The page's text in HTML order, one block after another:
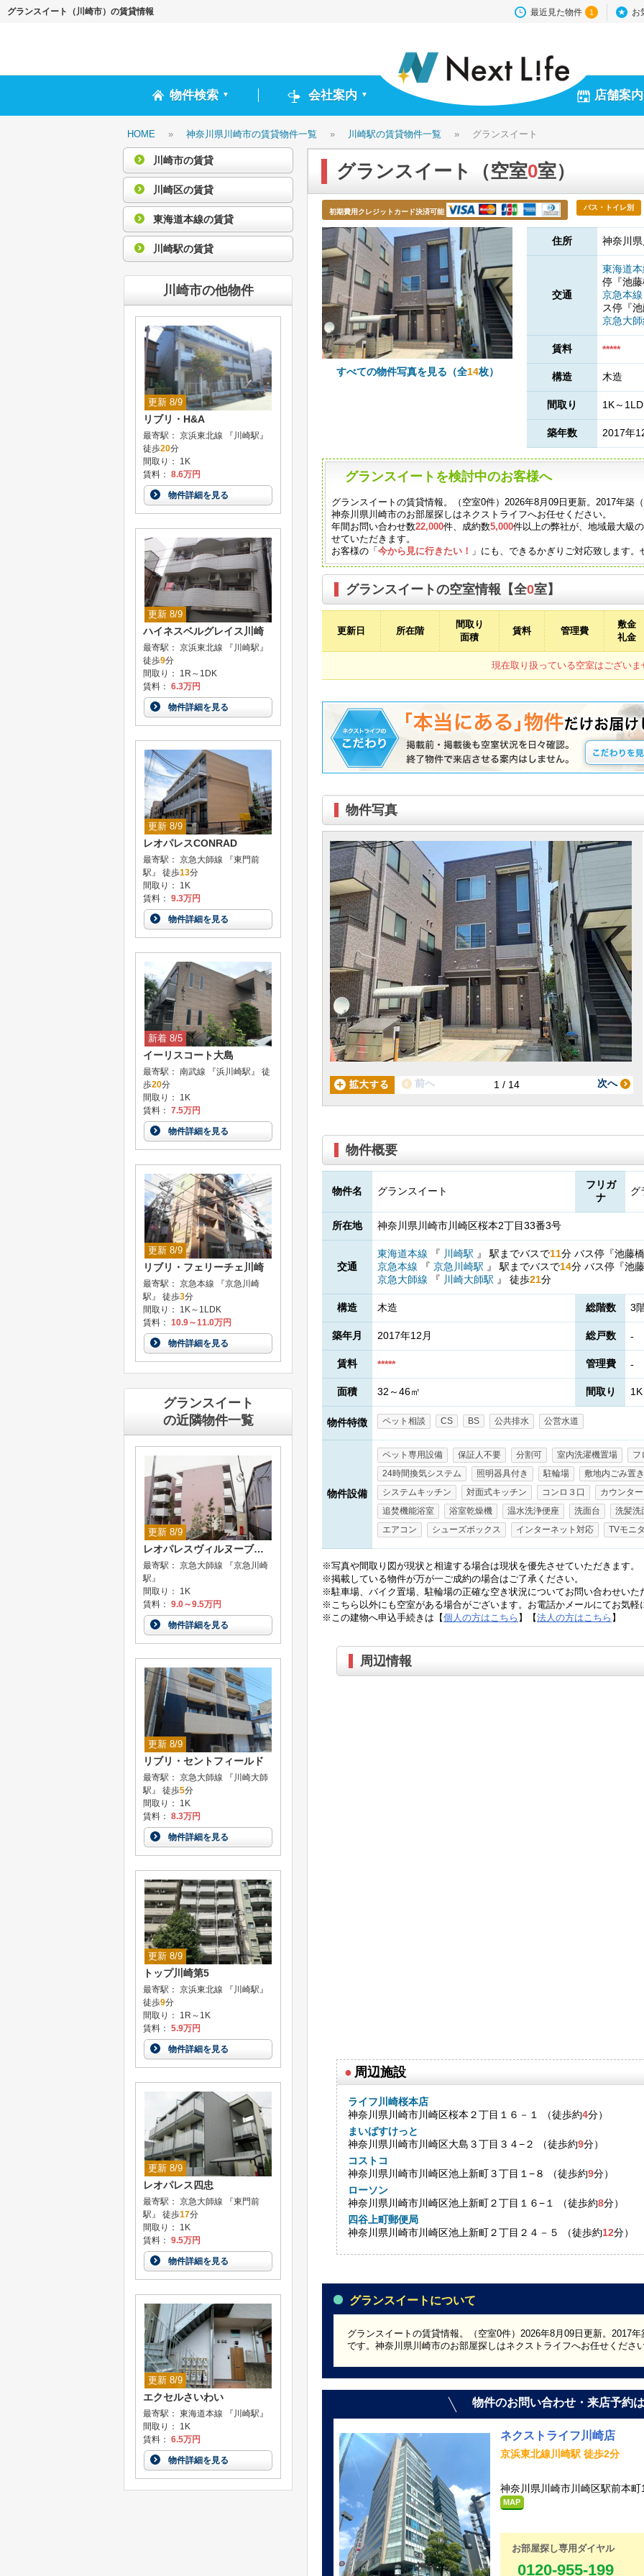
グランスイート（川崎市）の賃貸情報 最近見た物件 1 お
物件検索 ▼ 会社案内 ▼ 店舗案内
HOME » 神奈川県川崎市の賃貸物件一覧 » 川崎駅の賃貸物件一覧 » グランスイート
グランスイート（空室0室）
初期費用クレジットカード決済可能
バス・トイレ別
すべての物件写真を見る（全14枚）
住所 神奈川
交通
東海道
停『池
京急本
ス停『
京急大
賃料 *****
構造 木造
間取り 1K～
築年数 2017年
グランスイートを検討中のお客様へ
グランスイートの賃貸情報。（空室0件）2026年8月09日更新。2017年築
神奈川県川崎市のお部屋探しはネクストライフへお任せください。
年間お問い合わせ数22,000件、成約数5,000件以上の弊社が、地域最大級
せていただきます。
お客様の「今から見に行きたい！ 」にも、できるかぎりご対応致します
グランスイートの空室情報【全0室】
更新日 所在階
間取り
面積
賃料 管理費
敷金
礼金
現在取り扱っている空室はございま
物件写真
1 / 14
前へ 次へ
物件概要
物件名 グランスイート
フリガ
ナ
グ
所在地 神奈川県川崎市川崎区桜本2丁目33番3号
交通
東海道本線 『 川崎駅 』駅までバスで11分 バス停『池藤
京急本線
『 京急川崎駅 』駅までバスで14分 バス停『池
京急大師線
『 川崎大師駅 』 徒歩21分
構造 木造 総階数 3
築年月 2017年12月 総戸数 -
賃料 ***** 管理費 -
面積 32～46㎡ 間取り
物件特徴 ペット相談 CS BS 公共排水 公営水道
物件設備
ペット専用設備 保証人不要 分割可 室内洗濯機置場
フ
24時間換気システム
照明器具付き 駐輪場
敷地内ごみ置
システムキッチン
対面式キッチン コンロ３口
カウンタ
追焚機能浴室
浴室乾燥機 温水洗浄便座 洗面台
洗髪洗
エアコン
シューズボックス インターネット対応 TVモニ
※写真や間取り図が現状と相違する場合は現状を優先させていただきます。
※掲載している物件が万が一ご成約の場合はご了承ください。
※駐車場、バイク置場、駐輪場の正確な空き状況についてお問い合わせいた
※こちら以外にも空室がある場合がございます。お電話かメールにてお気軽
※この建物へ申込手続きは【個人の方はこちら 】【法人の方はこちら 】
周辺情報
● 周辺施設
ライフ川崎桜本店
神奈川県川崎市川崎区桜本２丁目１６－１ （徒歩約4分）
まいばすけっと
神奈川県川崎市川崎区大島３丁目３４−２ （徒歩約9分）
コストコ
神奈川県川崎市川崎区池上新町３丁目１−８ （徒歩約9分）
ローソン
神奈川県川崎市川崎区池上新町２丁目１６−１ （徒歩約8分）
四谷上町郵便局
神奈川県川崎市川崎区池上新町２丁目２４－５ （徒歩約12分）
グランスイートについて
グランスイートの賃貸情報。（空室0件）2026年8月09日更新。2017
です。神奈川県川崎市のお部屋探しはネクストライフへお任せくださ
物件のお問い合わせ・来店予約
ネクストライフ川崎店
京浜東北線川崎駅 徒歩2分
神奈川県川崎市川崎区駅前本
MAP
お部屋探し専用ダイヤル
0120-955-199
川崎市の賃貸
川崎区の賃貸
東海道本線の賃貸
川崎駅の賃貸
川崎市の他物件
更新 8/9
リブリ・H&A
最寄駅： 京浜東北線 『川崎駅』
徒歩20分
間取り： 1K
賃料： 8.6万円
物件詳細を見る
更新 8/9
ハイネスベルグレイス川崎
最寄駅： 京浜東北線 『川崎駅』
徒歩9分
間取り： 1R～1DK
賃料： 6.3万円
物件詳細を見る
更新 8/9
レオパレスCONRAD
最寄駅： 京急大師線 『東門前
駅』 徒歩13分
間取り： 1K
賃料： 9.3万円
物件詳細を見る
新着 8/5
イーリスコート大島
最寄駅： 南武線 『浜川崎駅』 徒
歩20分
間取り： 1K
賃料： 7.5万円
物件詳細を見る
更新 8/9
リブリ・フェリーチェ川崎
最寄駅： 京急本線 『京急川崎
駅』 徒歩3分
間取り： 1K～1LDK
賃料： 10.9～11.0万円
物件詳細を見る
グランスイート
の近隣物件一覧
更新 8/9
レオパレスヴィルヌーブ川崎A
最寄駅： 京急大師線 『京急川崎
駅』
間取り： 1K
賃料： 9.0～9.5万円
物件詳細を見る
更新 8/9
リブリ・セントフィールド
最寄駅： 京急大師線 『川崎大師
駅』 徒歩5分
間取り： 1K
賃料： 8.3万円
物件詳細を見る
更新 8/9
トップ川崎第5
最寄駅： 京浜東北線 『川崎駅』
徒歩9分
間取り： 1R～1K
賃料： 5.9万円
物件詳細を見る
更新 8/9
レオパレス四忠
最寄駅： 京急大師線 『東門前
駅』 徒歩17分
間取り： 1K
賃料： 9.5万円
物件詳細を見る
更新 8/9
エクセルさいわい
最寄駅： 東海道本線 『川崎駅』
間取り： 1K
賃料： 6.5万円
物件詳細を見る